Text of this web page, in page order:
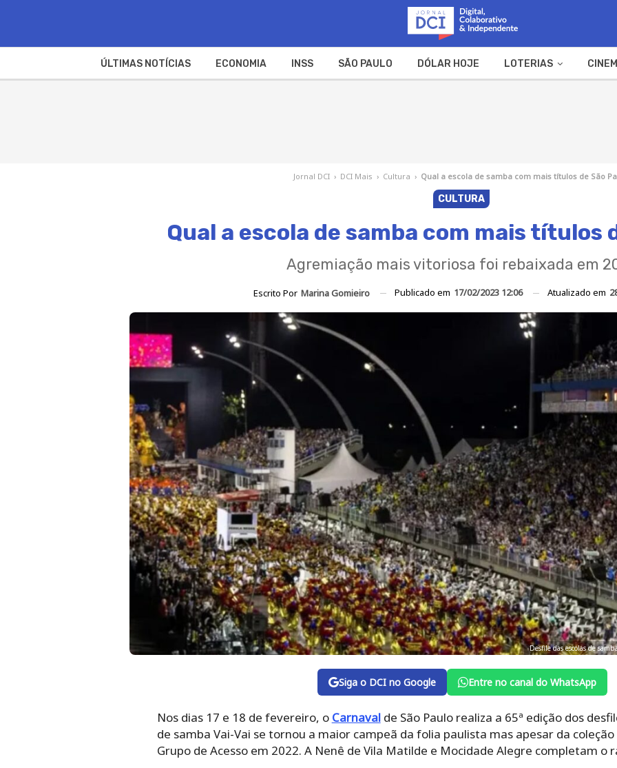
ÚLTIMAS NOTÍCIAS ECONOMIA INSS SÃO PAULO DÓLAR HOJE LOTERIAS
Jornal DCI › DCI Mais › Cultura › Qual a escola de samba com mais títulos de São
CULTURA
Qual a escola de samba com mais títulos
Agremiação mais vitoriosa foi rebaixada em
Escrito Por Marina Gomieiro Publicado em 17/02/2023 12:06 Atualizado em
Desfile das escolas de
Siga o DCI no Google Entre no canal do WhatsApp
Nos dias 17 e 18 de fevereiro, o Carnavalde São Paulo realiza a 65ª edição dos
de samba Vai-Vai se tornou a maior campeã da folia paulista mas apesar da
Grupo de Acesso em 2022. A Nenê de Vila Matilde e Mocidade Alegre completam o